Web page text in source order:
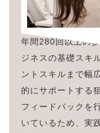
年間280回以上の
ジネスの基礎スキ
ントスキルまで幅
的にサポートする
フィードバックを
いているため、実